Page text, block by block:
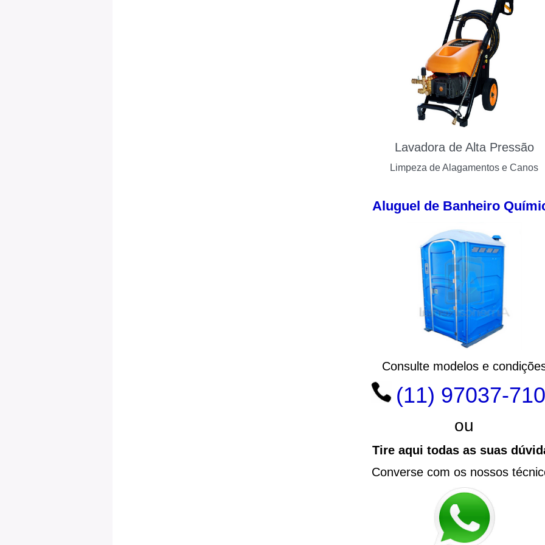
Lavadora de Alta Pressão
Limpeza de Alagamentos e Canos
Aluguel de Banheiro
Consulte modelos e
(11) 97037-
ou
Tire aqui todas as suas
Converse com os nossos